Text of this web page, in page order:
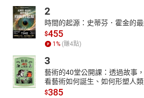
2
時間的起源：史蒂芬．霍金的最
$455
1 % (賺4點)
3
藝術的40堂公開課：透過故事
看藝術如何誕生、如何形塑人類
$385